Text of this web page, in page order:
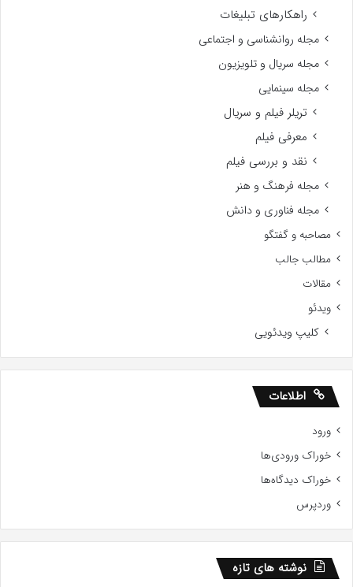
راهکارهای تبلیغات
مجله روانشناسی و اجتماعی
مجله سریال و تلویزیون
مجله سینمایی
تریلر فیلم و سریال
معرفی فیلم
نقد و بررسی فیلم
مجله فرهنگ و هنر
مجله فناوری و دانش
مصاحبه و گفتگو
مطالب جالب
مقالات
ویدئو
کلیپ ویدئویی
اطلاعات
ورود
خوراک ورودی‌ها
خوراک دیدگاه‌ها
وردپرس
نوشته های تازه